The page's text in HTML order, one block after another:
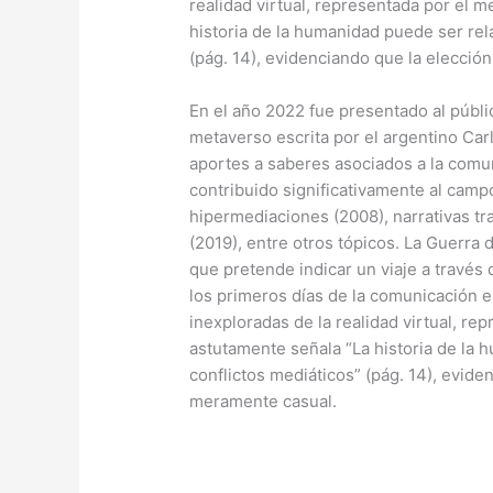
realidad virtual, representada por el
historia de la humanidad puede ser
(pág. 14), evidenciando que la
En el año 2022 fue presentado al
metaverso escrita por el argentino
aportes a saberes asociados a la
contribuido significativamente al
hipermediaciones (2008), narrativas
(2019), entre otros tópicos. La Guerra
que pretende indicar un viaje a
los primeros días de la comunicación
inexploradas de la realidad virtual,
astutamente señala “La historia de la
conflictos mediáticos” (pág. 14),
meramente casual.